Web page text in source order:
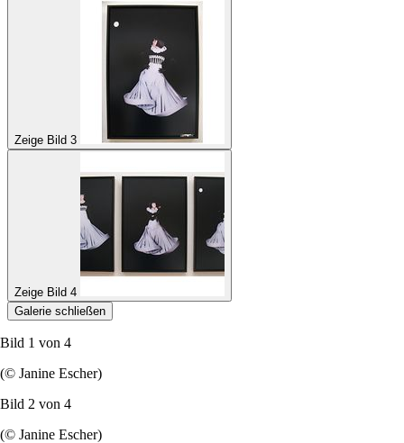
Zeige Bild 3
Zeige Bild 4
Galerie schließen
Bild 1 von 4
(© Janine Escher)
Bild 2 von 4
(© Janine Escher)